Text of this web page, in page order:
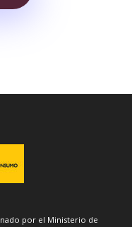
por el Ministerio de